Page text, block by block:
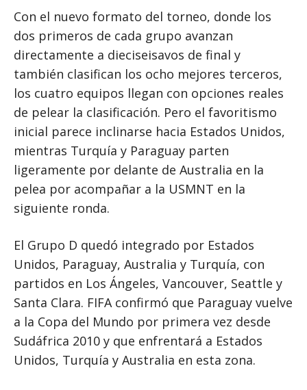
Con el nuevo formato del torneo, donde los
dos primeros de cada grupo avanzan
directamente a dieciseisavos de final y
también clasifican los ocho mejores terceros,
los cuatro equipos llegan con opciones reales
de pelear la clasificación. Pero el favoritismo
inicial parece inclinarse hacia Estados Unidos,
mientras Turquía y Paraguay parten
ligeramente por delante de Australia en la
pelea por acompañar a la USMNT en la
siguiente ronda.
El Grupo D quedó integrado por Estados
Unidos, Paraguay, Australia y Turquía, con
partidos en Los Ángeles, Vancouver, Seattle y
Santa Clara. FIFA confirmó que Paraguay vuelve
a la Copa del Mundo por primera vez desde
Sudáfrica 2010 y que enfrentará a Estados
Unidos, Turquía y Australia en esta zona.